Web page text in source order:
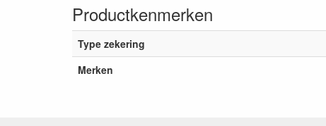
Productkenmerken
Type zekering
Merken